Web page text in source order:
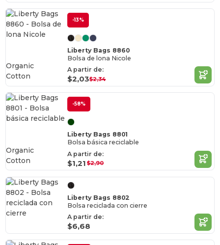
-13%
Liberty Bags 8860
Bolsa de lona Nicole
A partir de:
$2,03$2,34
Organic
Cotton
-58%
Liberty Bags 8801
Bolsa básica reciclable
A partir de:
$1,21 $2,90
Organic
Cotton
Liberty Bags 8802
Bolsa reciclada con cierre
A partir de:
$6,68